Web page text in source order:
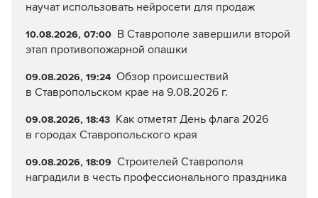
научат использовать нейросети для продаж
10.08.2026, 07:00 В Ставрополе завершили второй
этап противопожарной опашки
09.08.2026, 19:24 Обзор происшествий
в Ставропольском крае на 9.08.2026 г.
09.08.2026, 18:43 Как отметят День флага 2026
в городах Ставропольского края
09.08.2026, 18:09 Строителей Ставрополя
наградили в честь профессионального праздника